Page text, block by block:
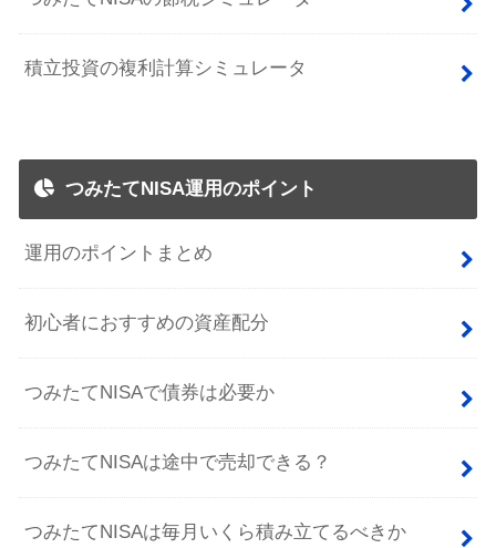
積立投資の複利計算シミュレータ
つみたてNISA運用のポイント
運用のポイントまとめ
初心者におすすめの資産配分
つみたてNISAで債券は必要か
つみたてNISAは途中で売却できる？
つみたてNISAは毎月いくら積み立てるべきか